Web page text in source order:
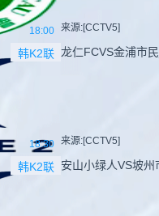
18:00 来源:[CCTV5]
韩K2联
18:30
龙仁FCVS金浦市
来源:[CCTV5]
韩K2联 安山小绿人VS坡